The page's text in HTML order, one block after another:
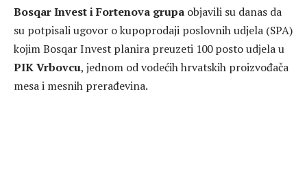
Bosqar Invest i Fortenova grupa objavili su danas da
su potpisali ugovor o kupoprodaji poslovnih udjela (SPA)
kojim Bosqar Invest planira preuzeti 100 posto udjela u
PIK Vrbovcu, jednom od vodećih hrvatskih proizvođača
mesa i mesnih prerađevina.